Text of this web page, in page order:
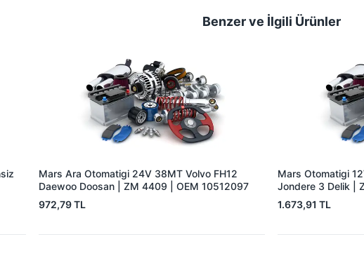
Benzer ve İlgili Ürünler
Mars Ara Otomatigi 24V 38MT Volvo FH12
Daewoo Doosan | ZM 4409 | OEM 10512097
972,79 TL
Mars Otomatigi
Jondere 3 Delik |
1.673,91 TL